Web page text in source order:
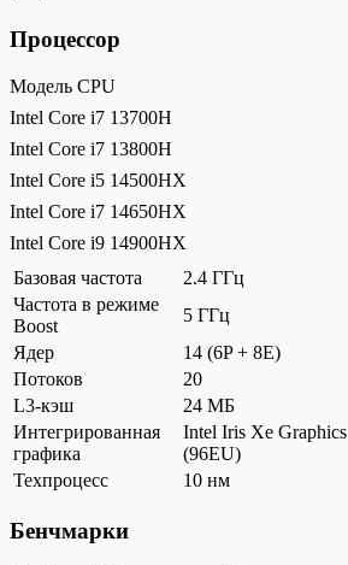
Процессор
Модель CPU
Intel Core i7 13700H
Intel Core i7 13800H
Intel Core i5 14500HX
Intel Core i7 14650HX
Intel Core i9 14900HX
Базовая частота
2.4 ГГц
Частота в режиме
Boost
5 ГГц
Ядер
14 (6P + 8E)
Потоков
20
L3-кэш
24 МБ
Интегрированная
графика
Intel Iris Xe Graphics
(96EU)
Техпроцесс
10 нм
Бенчмарки